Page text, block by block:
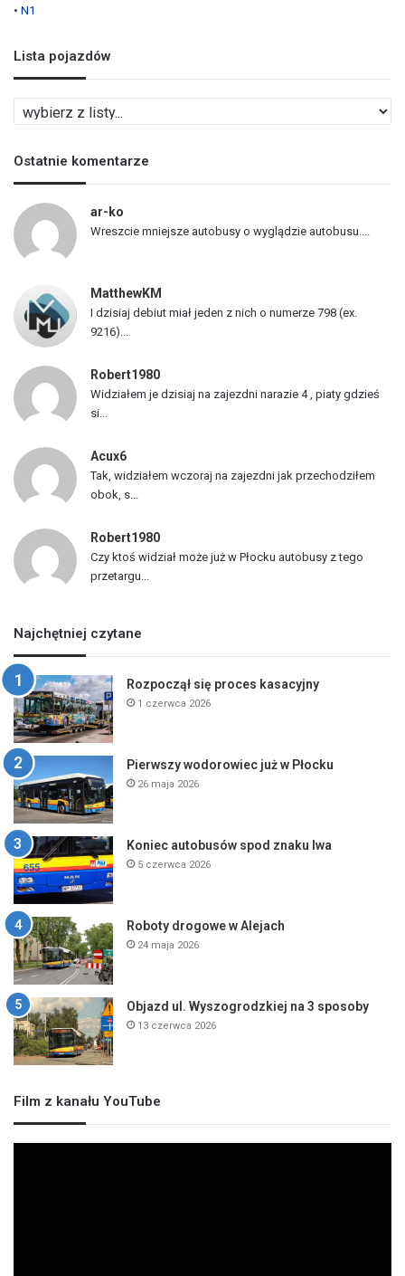
• N1
Lista pojazdów
i
t
a
o
j
w
Ostatnie komentarze
ar-ko
Wreszcie mniejsze autobusy o wyglądzie autobusu....
MatthewKM
I dzisiaj debiut miał jeden z nich o numerze 798 (ex.
9216)...
Robert1980
Widziałem je dzisiaj na zajezdni narazie 4 , piaty gdzieś
si...
Acux6
Tak, widziałem wczoraj na zajezdni jak przechodziłem
obok, s...
Robert1980
Czy ktoś widział może już w Płocku autobusy z tego
przetargu...
Najchętniej czytane
Rozpoczął się proces kasacyjny
1 czerwca 2026
Pierwszy wodorowiec już w Płocku
26 maja 2026
Koniec autobusów spod znaku lwa
5 czerwca 2026
Roboty drogowe w Alejach
24 maja 2026
Objazd ul. Wyszogrodzkiej na 3 sposoby
13 czerwca 2026
Film z kanału YouTube